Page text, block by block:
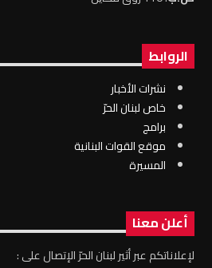
الروابط
نشرات الأخبار
خاص لبنان الحرّ
برامج
موقع القوات البنانية
المسيرة
أعلن معنا
لإعلاناتكم عبر أثير لبنان الحرّ الإتصال على :